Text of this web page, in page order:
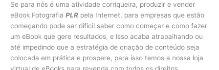
Se para nós é uma atividade corriqueira, produzir e vender
eBook FotografiaPLR pela Internet, para empresas que estão
começando pode ser difícil saber como começar e como fazer
um eBook que gere resultados, e isso acaba atrapalhando ou
até impedindo que a estratégia de criação de conteúdo seja
colocada em prática e prospere, para isso temos a nossa loja